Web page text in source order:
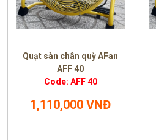
Quạt sàn chân quỳ AFan
AFF 40
Code: AFF 40
1,110,000 VNĐ